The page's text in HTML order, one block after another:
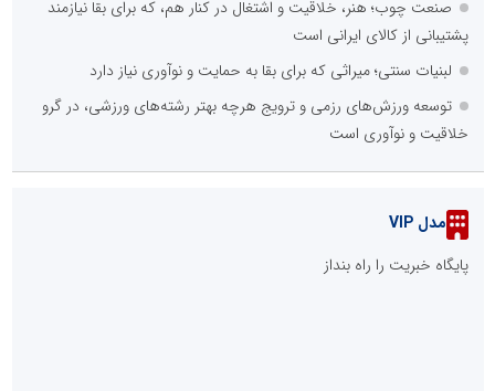
صنعت چوب؛ هنر، خلاقیت و اشتغال در کنار هم، که برای بقا نیازمند
پشتیبانی از کالای ایرانی است
لبنیات سنتی؛ میراثی که برای بقا به حمایت و نوآوری نیاز دارد
توسعه ورزش‌های رزمی و ترویج هرچه بهتر رشته‌های ورزشی، در گرو
خلاقیت و نوآوری است
مدل VIP
پایگاه خبریت را راه بنداز